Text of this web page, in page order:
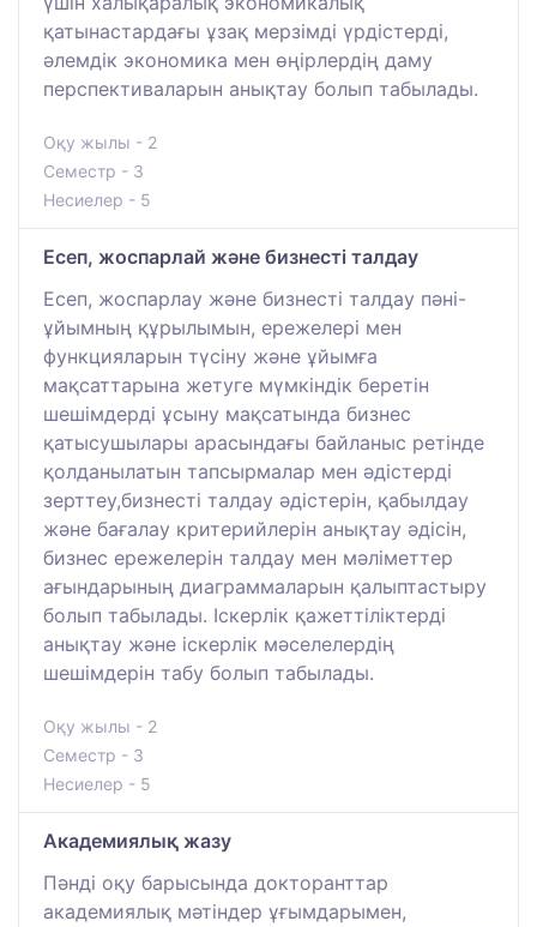
қатынастардағы ұзақ мерзімді үрдістерді,
әлемдік экономика мен өңірлердің даму
перспективаларын анықтау болып табылады.
Оқу жылы - 2
Семестр - 3
Несиелер - 5
Есеп, жоспарлай және бизнесті талдау
Есеп, жоспарлау және бизнесті талдау пәні-
ұйымның құрылымын, ережелері мен
функцияларын түсіну және ұйымға
мақсаттарына жетуге мүмкіндік беретін
шешімдерді ұсыну мақсатында бизнес
қатысушылары арасындағы байланыс ретінде
қолданылатын тапсырмалар мен әдістерді
зерттеу,бизнесті талдау әдістерін, қабылдау
және бағалау критерийлерін анықтау әдісін,
бизнес ережелерін талдау мен мәліметтер
ағындарының диаграммаларын қалыптастыру
болып табылады. Іскерлік қажеттіліктерді
анықтау және іскерлік мәселелердің
шешімдерін табу болып табылады.
Оқу жылы - 2
Семестр - 3
Несиелер - 5
Академиялық жазу
Пәнді оқу барысында докторанттар
академиялық мәтіндер ұғымдарымен,